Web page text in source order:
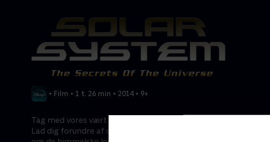
• Film • 1 t. 26 min • 2014 • 9+
Tag med vores vært til Den Internationale Rumstation i år 2050.
Lad dig forundre af de tredimensionelle syn, og lær en masse